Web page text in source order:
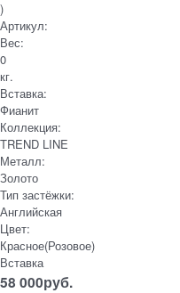
)
Артикул:
Вес:
0
кг.
Вставка:
Фианит
Коллекция:
TREND LINE
Металл:
Золото
Тип застёжки:
Английская
Цвет:
Красное(Розовое)
Вставка
58 000руб.